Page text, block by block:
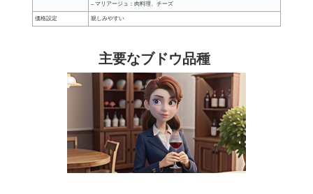
– マリアージュ：肉料理、チーズ
価格設定 親しみやすい
主要なブドウ品種